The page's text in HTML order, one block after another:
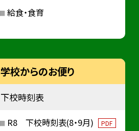
給食・食育
学校からのお便り
下校時刻表
R8 下校時刻表(8・9月) PDF